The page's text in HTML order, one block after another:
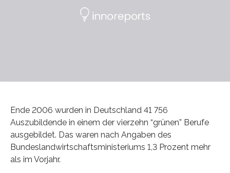
Ende 2006 wurden in Deutschland 41 756
Auszubildende in einem der vierzehn “grünen” Berufe
ausgebildet. Das waren nach Angaben des
Bundeslandwirtschaftsministeriums 1,3 Prozent mehr
als im Vorjahr.